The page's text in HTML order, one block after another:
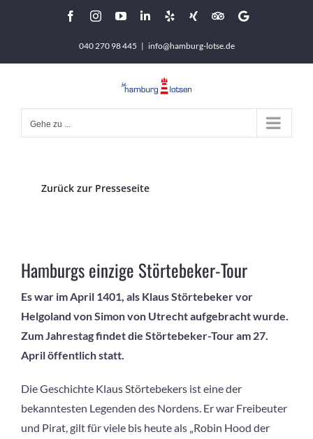
FacebookInstagramYouTubeLinkedIn
YelpXing Tripadvisor
Google
040 270 98 445 | info@hamburg-lotse.de
Gehe zu ...
Zurück zur Presseseite
Hamburgs einzige Störtebeker-Tour
Es war im April 1401, als Klaus Störtebeker vor
Helgoland von Simon von Utrecht aufgebracht wurde.
Zum Jahrestag findet die Störtebeker-Tour am 27.
April öffentlich statt.
Die Geschichte Klaus Störtebekers ist eine der
bekanntesten Legenden des Nordens. Er war Freibeuter
und Pirat, gilt für viele bis heute als „Robin Hood der